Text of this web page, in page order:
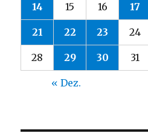
14 15 16 17
21 22 23 24
28 29 30 31
« Dez.